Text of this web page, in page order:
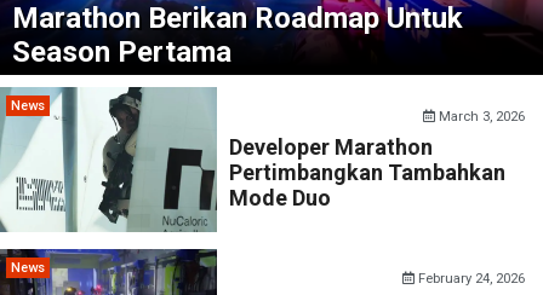
Marathon Berikan Roadmap Untuk
Season Pertama
News
March 3, 2026
Developer Marathon
Pertimbangkan Tambahkan
Mode Duo
News
February 24, 2026